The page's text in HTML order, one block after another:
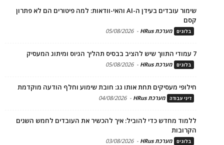
שימור עובדים בעידן ה-AI והאי-וודאות: למה פיטורים הם לא פתרון
קסם
בלוגים מערכת HRus -
05/08/2026
7 עמודי התווך שיש להציב בבסיס תהליך הגיוס ומיתוג המעסיק
בלוגים מערכת HRus -
05/08/2026
חילופי מעסיקים תחת אותו גג: חובת שימוע וחלף הודעה מוקדמת
דיני עבודה מערכת HRus -
04/08/2026
ללמוד מחדש כדי להוביל: איך להכשיר את העובדים לחמש השנים
הקרובות
בלוגים מערכת HRus -
03/08/2026